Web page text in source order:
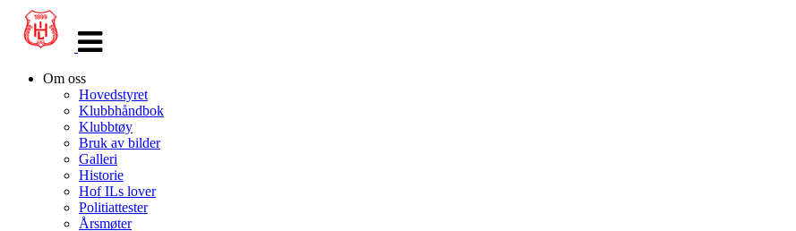
navigasjon
Om oss
Hovedstyret
Klubbhåndbok
Klubbtøy
Bruk av bilder
Galleri
Historie
Hof ILs lover
Politiattester
Årsmøter